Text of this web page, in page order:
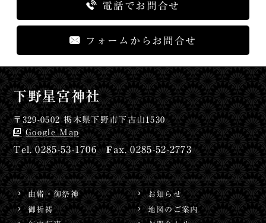
電話でお問合せ
フォームからお問合せ
下野星宮神社
〒329-0502 栃木県下野市下古山1530
Google Map
0285-53-1706 0285-52-2773
由緒・御祭神
御祈祷
お知らせ
地図のご案内